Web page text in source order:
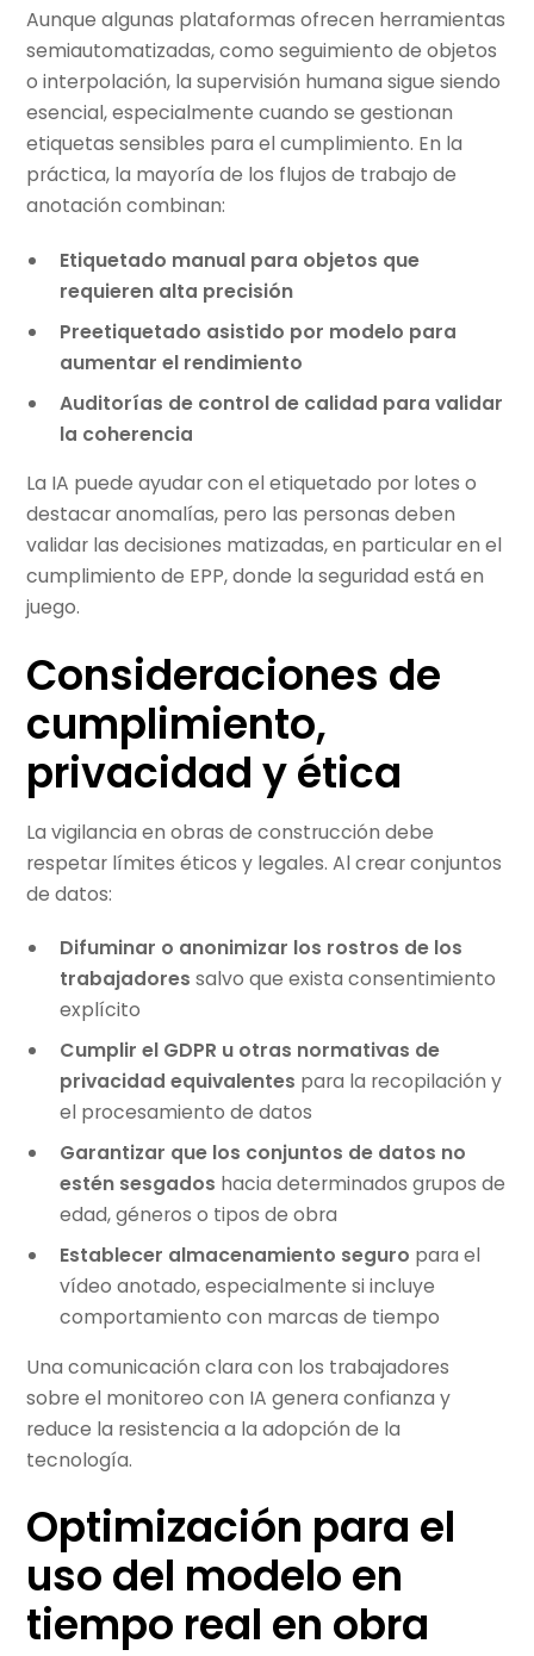
Aunque algunas plataformas ofrecen herramientas
semiautomatizadas, como seguimiento de objetos
o interpolación, la supervisión humana sigue siendo
esencial, especialmente cuando se gestionan
etiquetas sensibles para el cumplimiento. En la
práctica, la mayoría de los flujos de trabajo de
anotación combinan:
Etiquetado manual para objetos que
requieren alta precisión
Preetiquetado asistido por modelo para
aumentar el rendimiento
Auditorías de control de calidad para validar
la coherencia
La IA puede ayudar con el etiquetado por lotes o
destacar anomalías, pero las personas deben
validar las decisiones matizadas, en particular en el
cumplimiento de EPP, donde la seguridad está en
juego.
Consideraciones de
cumplimiento,
privacidad y ética
La vigilancia en obras de construcción debe
respetar límites éticos y legales. Al crear conjuntos
de datos:
Difuminar o anonimizar los rostros de los
trabajadores salvo que exista consentimiento
explícito
Cumplir el GDPR u otras normativas de
privacidad equivalentes para la recopilación y
el procesamiento de datos
Garantizar que los conjuntos de datos no
estén sesgados hacia determinados grupos de
edad, géneros o tipos de obra
Establecer almacenamiento seguro para el
vídeo anotado, especialmente si incluye
comportamiento con marcas de tiempo
Una comunicación clara con los trabajadores
sobre el monitoreo con IA genera confianza y
reduce la resistencia a la adopción de la
tecnología.
Optimización para el
uso del modelo en
tiempo real en obra